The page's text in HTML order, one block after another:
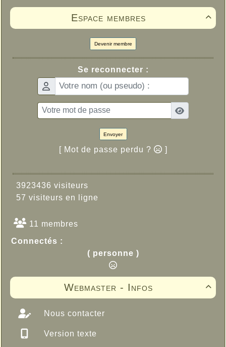

Espace membres
Devenir membre
Se reconnecter :
Envoyer
[ Mot de passe perdu ? ]
3923436 visiteurs
57 visiteurs en ligne
11 membres
Connectés :
( personne )

Webmaster - Infos
Nous contacter
Version texte